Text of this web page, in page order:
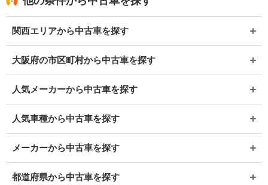
関西エリアから中古車を探す
大阪府の市区町村から中古車を探す
人気メーカーから中古車を探す
人気車種から中古車を探す
メーカーから中古車を探す
都道府県から中古車を探す